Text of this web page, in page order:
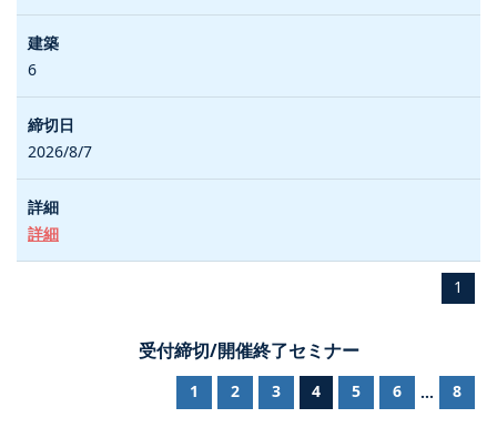
6
2026/8/7
詳細
1
受付締切/開催終了セミナー
1 2 3 4 5 6 ... 8